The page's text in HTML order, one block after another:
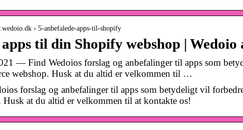
› 5-anbefalede-apps-til-shopify
til din Shopify webshop | Wedoio
— Find Wedoios forslag og anbefalinger til apps som
webshop. Husk at du altid er velkommen til …
forslag og anbefalinger til apps som betydeligt vil
Husk at du altid er velkommen til at kontakte os!